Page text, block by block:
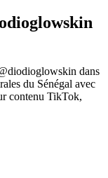
dans
du Sénégal avec
contenu TikTok,